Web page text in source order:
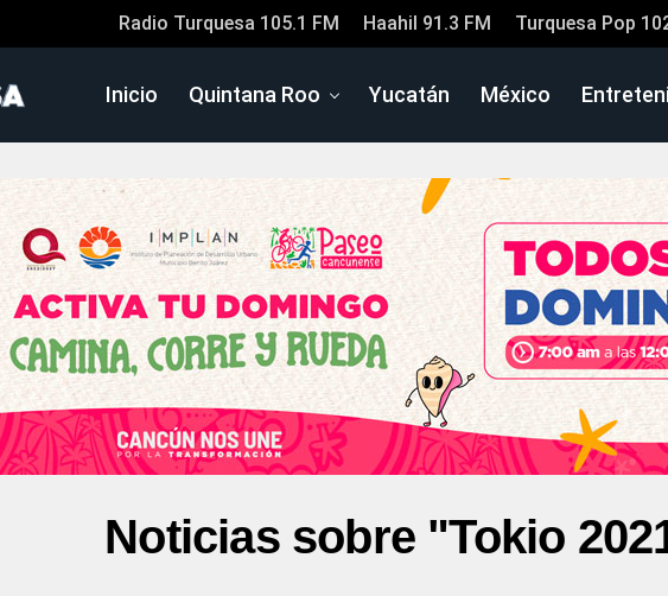
Radio Turquesa 105.1 FM Haahil 91.3 FM Turquesa Pop
Inicio Quintana Roo Yucatán México
Noticias sobre "Tokio